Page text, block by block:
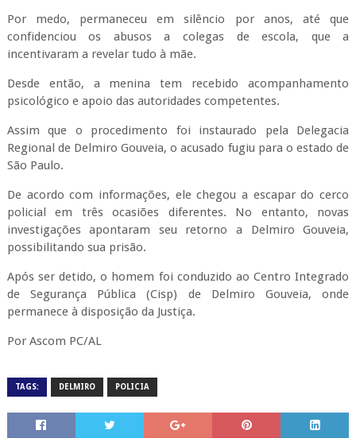
Por medo, permaneceu em silêncio por anos, até que
confidenciou os abusos a colegas de escola, que a
incentivaram a revelar tudo à mãe.
Desde então, a menina tem recebido acompanhamento
psicológico e apoio das autoridades competentes.
Assim que o procedimento foi instaurado pela Delegacia
Regional de Delmiro Gouveia, o acusado fugiu para o estado de
São Paulo.
De acordo com informações, ele chegou a escapar do cerco
policial em três ocasiões diferentes. No entanto, novas
investigações apontaram seu retorno a Delmiro Gouveia,
possibilitando sua prisão.
Após ser detido, o homem foi conduzido ao Centro Integrado
de Segurança Pública (Cisp) de Delmiro Gouveia, onde
permanece à disposição da Justiça.
Por Ascom PC/AL
TAGS: DELMIRO POLICIA